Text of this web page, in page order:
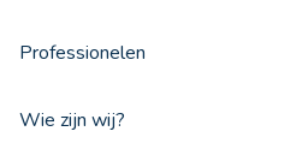
Professionelen
Wie zijn wij?
De aardolieprijs is de laatste
gestegen en het zal
vooraleer u het effect op de